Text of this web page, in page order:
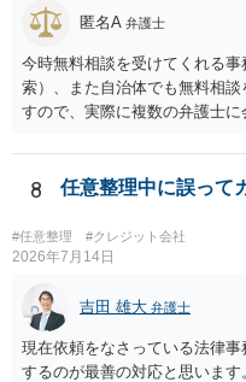
と。）に違反しています。監
処分申請、不退去罪が成立す
す。ご参考にしてください。
匿名A 弁護士
今時無料相談を受けてくれる
索）、また自治体でも無料相
すので、実際に複数の弁護士
はそもそも事案を把握できて
いては弁護士として能力不足
良いと思います。ただ、仮想
かもしれません。
8 任意整理中に誤って
#任意整理 #クレジット会社
2026年7月14日
吉田 雄大 弁護士
現在依頼をなさっている法律
するのが最善の対応と思いま